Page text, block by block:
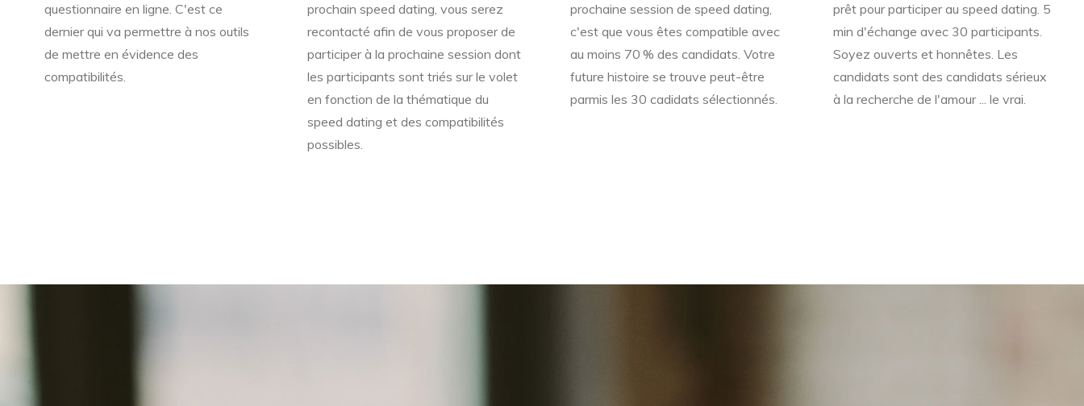
questionnaire en ligne. C'est ce
dernier qui va permettre à nos outils
de mettre en évidence des
compatibilités.
prochain speed dating, vous serez
recontacté afin de vous proposer de
participer à la prochaine session dont
les participants sont triés sur le volet
en fonction de la thématique du
speed dating et des compatibilités
possibles.
prochaine session de speed dating,
c'est que vous êtes compatible avec
au moins 70 % des candidats. Votre
future histoire se trouve peut-être
parmis les 30 cadidats sélectionnés.
prêt pour participer au speed dating. 5
min d'échange avec 30 participants.
Soyez ouverts et honnêtes. Les
candidats sont des candidats sérieux
à la recherche de l'amour ... le vrai.